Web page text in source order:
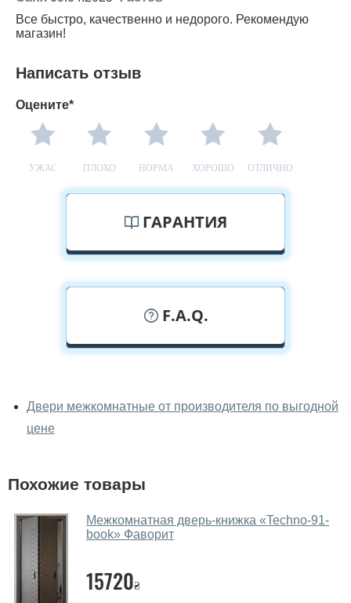
Все быстро, качественно и недорого. Рекомендую
магазин!
Написать отзыв
Оцените*
УЖАС ПЛОХО НОРМА ХОРОШО ОТЛИЧНО
ГАРАНТИЯ
F.A.Q.
межкомнатные двери фаворит
вживую?
У вас большой магазин?
Да, у нас большой выбор межкомнатных и входных
дверей.
Помогаете ли вы выбрать
межкомнатные двери фаворит?
Двери межкомнатные от производителя по выгодной
цене
Похожие товары
Межкомнатная дверь-книжка «Techno-91-
book» Фаворит
15720₴